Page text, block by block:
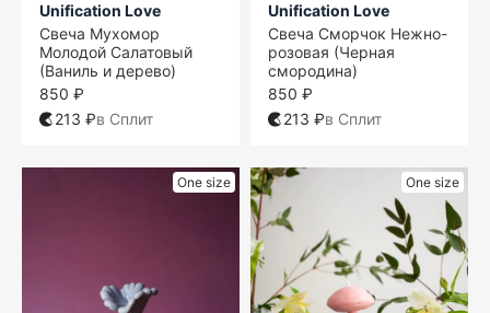
Unification Love
Свеча Мухомор
Молодой Салатовый
(Ваниль и дерево)
850 ₽
213 ₽в Сплит
Unification Love
Свеча Сморчок Нежно-
розовая (Черная
смородина)
850 ₽
213 ₽в Сплит
One size One size